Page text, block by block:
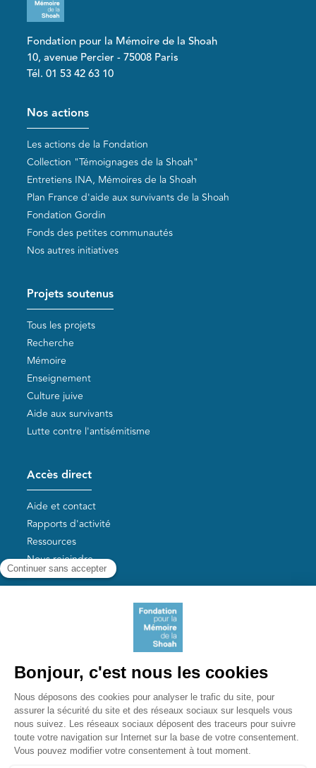
Fondation pour la Mémoire de la Shoah
10, avenue Percier - 75008 Paris
Tél. 01 53 42 63 10
Pied de page
Nos actions
Les actions de la Fondation
Collection "Témoignages de la Shoah"
Entretiens INA, Mémoires de la Shoah
Plan France d'aide aux survivants de la Shoah
Fondation Gordin
Fonds des petites communautés
Nos autres initiatives
Projets soutenus
Tous les projets
Recherche
Mémoire
Enseignement
Culture juive
Aide aux survivants
Lutte contre l'antisémitisme
Accès direct
Aide et contact
Rapports d'activité
Ressources
Nous rejoindre
Aide aux survivants de la Shoah
Liens utiles
Mémorial de la Shoah
Le camp des Milles
Yad Vashem France